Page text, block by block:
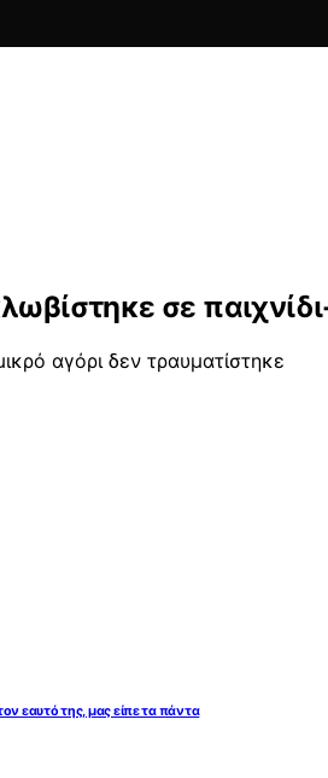
σε
αγόρι δεν τραυματίστηκε
εαυτό της, μας είπε τα πάντα